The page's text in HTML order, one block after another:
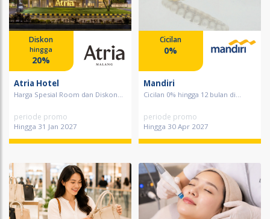
Diskon
hingga
20%
Atria Hotel
Harga Spesial Room dan Diskon...
periode promo
Hingga 31 Jan 2027
Cicilan
0%
Mandiri
Cicilan 0% hingga 12 bulan di...
periode promo
Hingga 30 Apr 2027